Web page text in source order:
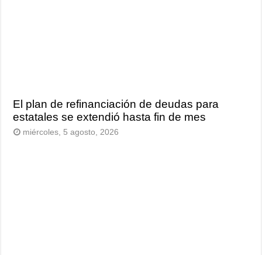
El plan de refinanciación de deudas para
estatales se extendió hasta fin de mes
miércoles, 5 agosto, 2026